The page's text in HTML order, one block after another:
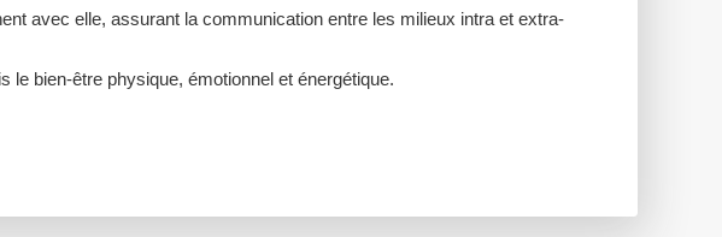
avec elle, assurant la communication entre les milieux intra et extra-
le bien-être physique, émotionnel et énergétique.